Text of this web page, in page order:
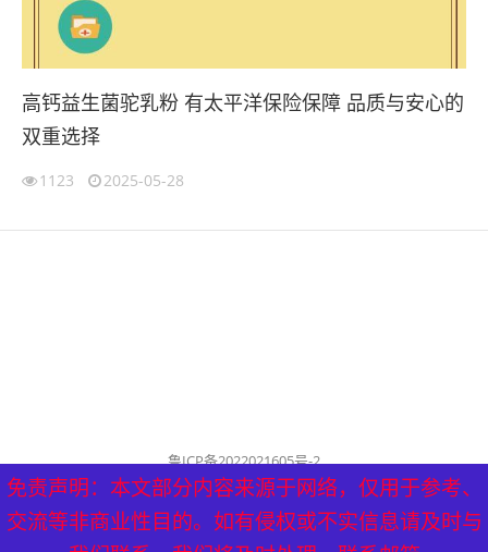
高钙益生菌驼乳粉 有太平洋保险保障 品质与安心的
双重选择
1123 2025-05-28
免责声明：本文部分内容来源于网络，仅用于参考、
交流等非商业性目的。如有侵权或不实信息请及时与
鲁ICP备2022021605号-2
公司名称：历城泰山健康管理中心
历城泰山健康管理中心 版权所有（删稿联系邮箱：
tyf8778@aliyun.com）
免责声明：本文部分内容来源于网络，仅用于参考、
交流等非商业性目的。如有侵权或不实信息请及时与